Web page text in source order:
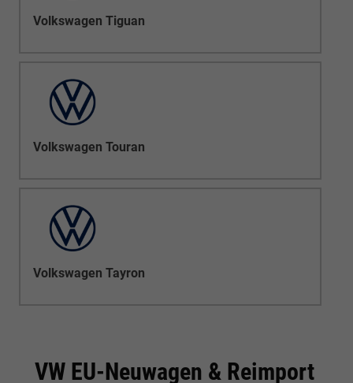
Volkswagen Tiguan
Volkswagen Touran
Volkswagen Tayron
VW EU-Neuwagen & Reimport